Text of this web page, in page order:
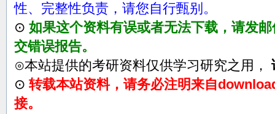
性、完整性负责，请您自行甄别。
⊙ 如果这个资料有误或者无法下载，请发
交错误报告。
⊙本站提供的考研资料仅供学习研究之用，
⊙ 转载本站资料，请务必注明来自
接。